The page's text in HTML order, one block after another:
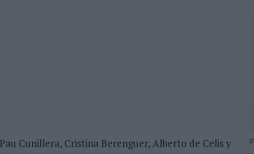
Cunillera, Cristina Berenguer, Alberto de Celis y